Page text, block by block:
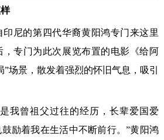
尼的第四代华裔黄阳鸿专门来这里
专门为此次展览布置的电影《给阿
场景，散发着强烈的怀旧气息，吸引
曾祖父过往的经历，长辈爱国爱
励着我在生活中不断前行。”黄阳鸿